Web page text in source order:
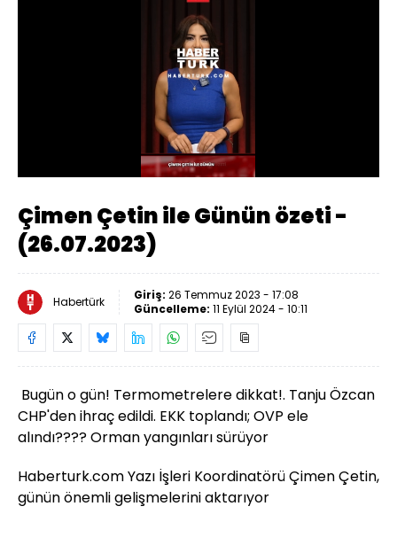
Aç
Hızı
Çimen Çetin ile Günün özeti -
(26.07.2023)
Habertürk Giriş: 26 Temmuz 2023 - 17:08
Güncelleme: 11 Eylül 2024 - 10:11
Bugün o gün! Termometrelere dikkat!. Tanju Özcan
CHP'den ihraç edildi. EKK toplandı; OVP ele
alındı???? Orman yangınları sürüyor
Haberturk.com Yazı İşleri Koordinatörü Çimen Çetin,
günün önemli gelişmelerini aktarıyor